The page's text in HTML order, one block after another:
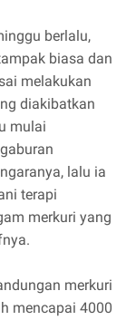
berlalu,
biasa dan
melakukan
diakibatkan
mulai
lalu ia
terapi
merkuri yang
merkuri
mencapai 4000